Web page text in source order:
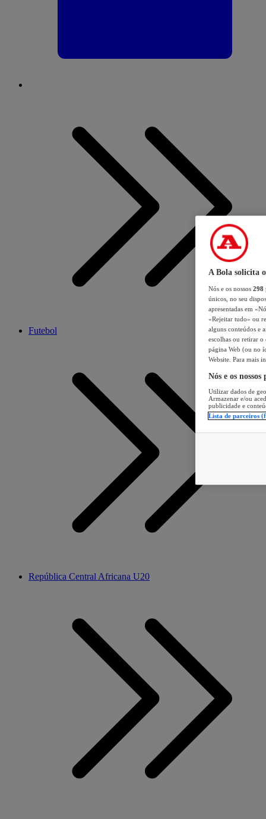
Futebol
República Central Africana U20
A Bola solicita
Nós e os nossos 298
únicos, no seu
apresentadas em
«Rejeitar tudo» ou
alguns conteúdos e
escolhas ou retirar
página Web (ou no
Website. Para mais
Nós e os
Utilizar dados de
Armazenar e/ou
publicidade e
Lista de parceiros